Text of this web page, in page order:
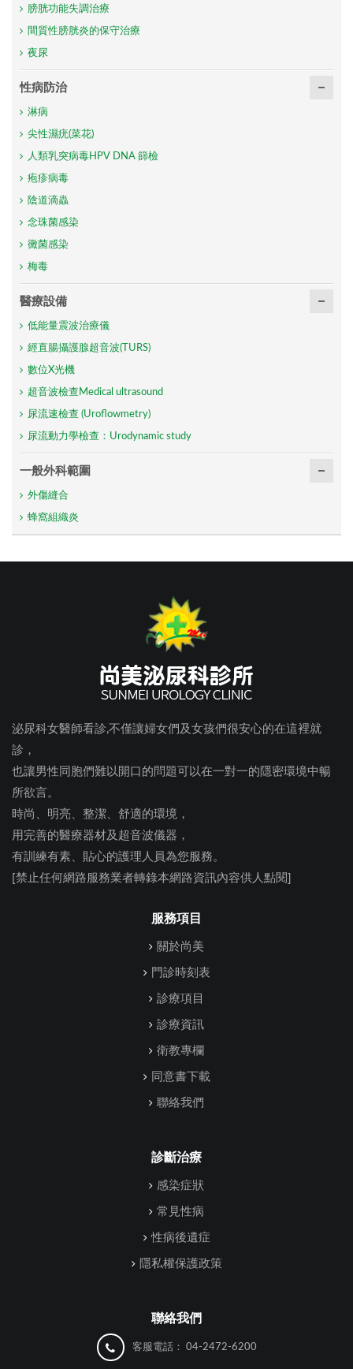
膀胱功能失調治療
間質性膀胱炎的保守治療
夜尿
性病防治
淋病
尖性濕疣(菜花)
人類乳突病毒HPV DNA 篩檢
疱疹病毒
陰道滴蟲
念珠菌感染
黴菌感染
梅毒
醫療設備
低能量震波治療儀
經直腸攝護腺超音波(TURS)
數位X光機
超音波檢查Medical ultrasound
尿流速檢查 (Uroflowmetry)
尿流動力學檢查：Urodynamic study
一般外科範圍
外傷縫合
蜂窩組織炎
泌尿科女醫師看診,不僅讓婦女們及女孩們很安心的在這裡就
診，
也讓男性同胞們難以開口的問題可以在一對一的隱密環境中暢
所欲言。
時尚、明亮、整潔、舒適的環境，
用完善的醫療器材及超音波儀器，
有訓練有素、貼心的護理人員為您服務。
[禁止任何網路服務業者轉錄本網路資訊內容供人點閱]
服務項目
關於尚美
門診時刻表
診療項目
診療資訊
衛教專欄
同意書下載
聯絡我們
診斷治療
感染症狀
常見性病
性病後遺症
隱私權保護政策
聯絡我們
客服電話： 04-2472-6200